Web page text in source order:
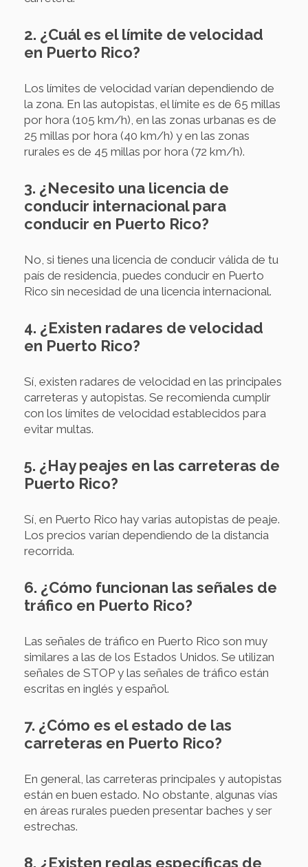
2. ¿Cuál es el límite de velocidad
en Puerto Rico?
Los límites de velocidad varían dependiendo de
la zona. En las autopistas, el límite es de 65 millas
por hora (105 km/h), en las zonas urbanas es de
25 millas por hora (40 km/h) y en las zonas
rurales es de 45 millas por hora (72 km/h).
3. ¿Necesito una licencia de
conducir internacional para
conducir en Puerto Rico?
No, si tienes una licencia de conducir válida de tu
país de residencia, puedes conducir en Puerto
Rico sin necesidad de una licencia internacional.
4. ¿Existen radares de velocidad
en Puerto Rico?
Sí, existen radares de velocidad en las principales
carreteras y autopistas. Se recomienda cumplir
con los límites de velocidad establecidos para
evitar multas.
5. ¿Hay peajes en las carreteras de
Puerto Rico?
Sí, en Puerto Rico hay varias autopistas de peaje.
Los precios varían dependiendo de la distancia
recorrida.
6. ¿Cómo funcionan las señales de
tráfico en Puerto Rico?
Las señales de tráfico en Puerto Rico son muy
similares a las de los Estados Unidos. Se utilizan
señales de STOP y las señales de tráfico están
escritas en inglés y español.
7. ¿Cómo es el estado de las
carreteras en Puerto Rico?
En general, las carreteras principales y autopistas
están en buen estado. No obstante, algunas vías
en áreas rurales pueden presentar baches y ser
estrechas.
8. ¿Existen reglas específicas de